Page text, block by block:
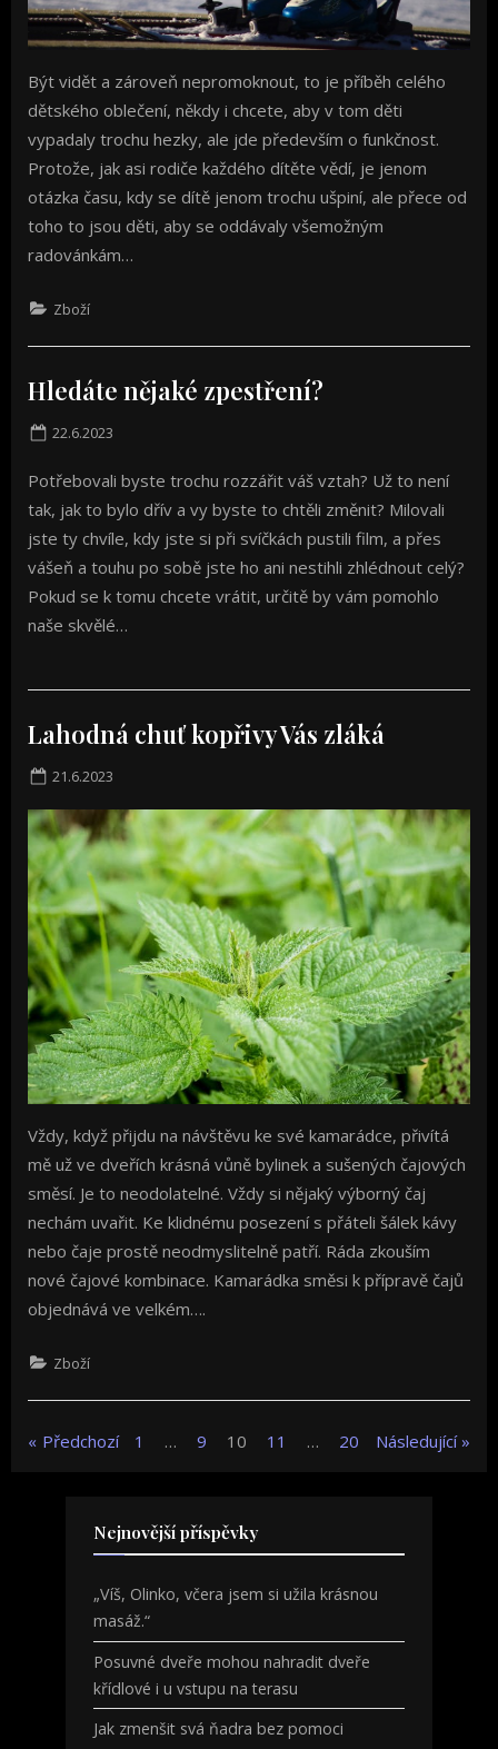
Být vidět a zároveň nepromoknout, to je příběh celého
dětského oblečení, někdy i chcete, aby v tom děti
vypadaly trochu hezky, ale jde především o funkčnost.
Protože, jak asi rodiče každého dítěte vědí, je jenom
otázka času, kdy se dítě jenom trochu ušpiní, ale přece od
toho to jsou děti, aby se oddávaly všemožným
radovánkám…
Zboží
Hledáte nějaké zpestření?
Posted
22.6.2023
Potřebovali byste trochu rozzářit váš vztah? Už to není
tak, jak to bylo dřív a vy byste to chtěli změnit? Milovali
jste ty chvíle, kdy jste si při svíčkách pustili film, a přes
vášeň a touhu po sobě jste ho ani nestihli zhlédnout celý?
Pokud se k tomu chcete vrátit, určitě by vám pomohlo
naše skvělé…
Lahodná chuť kopřivy Vás zláká
Posted
21.6.2023
Vždy, když přijdu na návštěvu ke své kamarádce, přivítá
mě už ve dveřích krásná vůně bylinek a sušených čajových
směsí. Je to neodolatelné. Vždy si nějaký výborný čaj
nechám uvařit. Ke klidnému posezení s přáteli šálek kávy
nebo čaje prostě neodmyslitelně patří. Ráda zkouším
nové čajové kombinace. Kamarádka směsi k přípravě čajů
objednává ve velkém….
Zboží
Stránkování
Předchozí 1 … 9 10 11 … 20 Následující
Nejnovější příspěvky
„Víš, Olinko, včera jsem si užila krásnou
masáž.“
Posuvné dveře mohou nahradit dveře
křídlové i u vstupu na terasu
Jak zmenšit svá ňadra bez pomoci